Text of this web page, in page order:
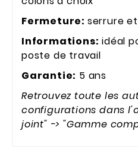
Fermeture: serrure
Informations: idéal
poste de travail
Garantie: 5 ans
Retrouvez toute les
configurations dans
joint" -> "Gamme